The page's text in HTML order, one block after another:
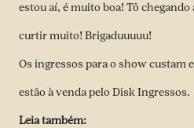
estou aí, é muito boa! Tô
curtir muito! Brigaduuuuu!
Os ingressos para o show custam
estão à venda peloDisk Ingressos.
Leia também: